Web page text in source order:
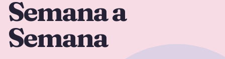
Iniciar Sesión
Comenzar
Semana a
Semana